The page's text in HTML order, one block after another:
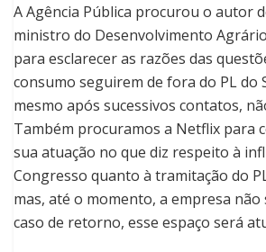
A Agência Pública procurou o autor
ministro do Desenvolvimento
para esclarecer as razões das
consumo seguirem de fora do PL do
mesmo após sucessivos contatos,
Também procuramos a Netflix para
sua atuação no que diz respeito à
Congresso quanto à tramitação do
mas, até o momento, a empresa não
caso de retorno, esse espaço será